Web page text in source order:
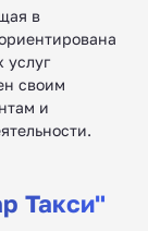
в
услуг
своим
и
Такси"